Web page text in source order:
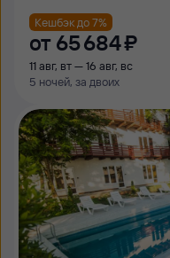
Кешбэк до 7%
от 65 ⁠684 ⁠₽
11 авг, вт — 16 авг, вс
5 ночей, за двоих